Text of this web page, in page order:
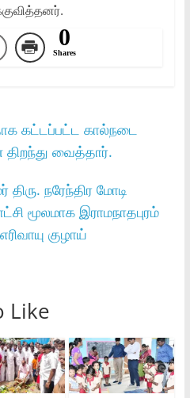
0
Shares
கட்டப்பட்ட கால்நடை
வைத்தார்.
திரு. நரேந்திர மோடி
மூலமாக இராமநாதபுரம்‌
குழாய்‌
Like